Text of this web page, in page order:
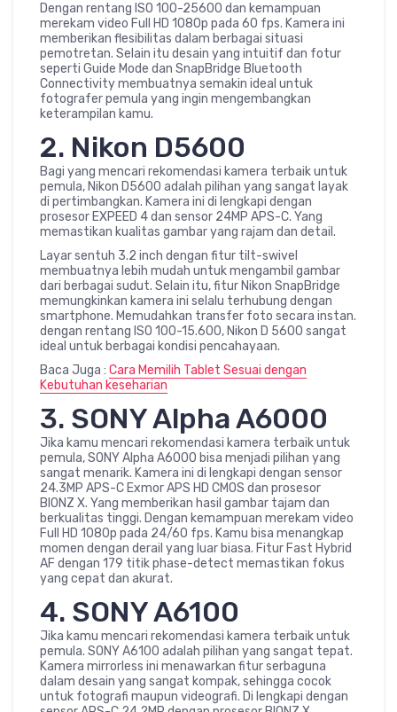
Dengan rentang ISO 100-25600 dan kemampuan
merekam video Full HD 1080p pada 60 fps. Kamera ini
memberikan flesibilitas dalam berbagai situasi
pemotretan. Selain itu desain yang intuitif dan fotur
seperti Guide Mode dan SnapBridge Bluetooth
Connectivity membuatnya semakin ideal untuk
fotografer pemula yang ingin mengembangkan
keterampilan kamu.
2. Nikon D5600
Bagi yang mencari rekomendasi kamera terbaik untuk
pemula, Nikon D5600 adalah pilihan yang sangat layak
di pertimbangkan. Kamera ini di lengkapi dengan
prosesor EXPEED 4 dan sensor 24MP APS-C. Yang
memastikan kualitas gambar yang rajam dan detail.
Layar sentuh 3.2 inch dengan fitur tilt-swivel
membuatnya lebih mudah untuk mengambil gambar
dari berbagai sudut. Selain itu, fitur Nikon SnapBridge
memungkinkan kamera ini selalu terhubung dengan
smartphone. Memudahkan transfer foto secara instan.
dengan rentang ISO 100-15.600, Nikon D 5600 sangat
ideal untuk berbagai kondisi pencahayaan.
Baca Juga : Cara Memilih Tablet Sesuai dengan
Kebutuhan keseharian
3. SONY Alpha A6000
Jika kamu mencari rekomendasi kamera terbaik untuk
pemula, SONY Alpha A6000 bisa menjadi pilihan yang
sangat menarik. Kamera ini di lengkapi dengan sensor
24.3MP APS-C Exmor APS HD CMOS dan prosesor
BIONZ X. Yang memberikan hasil gambar tajam dan
berkualitas tinggi. Dengan kemampuan merekam video
Full HD 1080p pada 24/60 fps. Kamu bisa menangkap
momen dengan derail yang luar biasa. Fitur Fast Hybrid
AF dengan 179 titik phase-detect memastikan fokus
yang cepat dan akurat.
4. SONY A6100
Jika kamu mencari rekomendasi kamera terbaik untuk
pemula. SONY A6100 adalah pilihan yang sangat tepat.
Kamera mirrorless ini menawarkan fitur serbaguna
dalam desain yang sangat kompak, sehingga cocok
untuk fotografi maupun videografi. Di lengkapi dengan